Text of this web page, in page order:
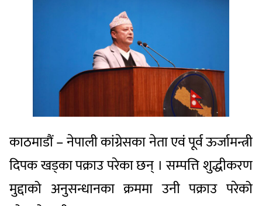
काठमाडौं – नेपाली कांग्रेसका नेता एवं पूर्व ऊर्जामन्त्री
दिपक खड्का पक्राउ परेका छन् । सम्पत्ति शुद्धीकरण
मुद्दाको अनुसन्धानका क्रममा उनी पक्राउ परेको